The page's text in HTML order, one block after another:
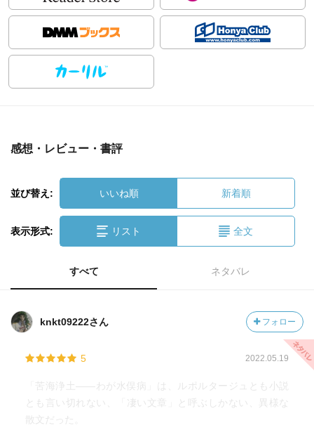
感想・レビュー・書評
並び替え: いいね順 新着順
表示形式: リスト 全文
すべて ネタバレ
knkt09222さん フォロー
5 2022.05.19
「苦海浄土――わが水俣病」は、ルポルタージュとも小説
とも言い切れない、「凄い文章」と呼ぶしかない、異様な
散文だった。